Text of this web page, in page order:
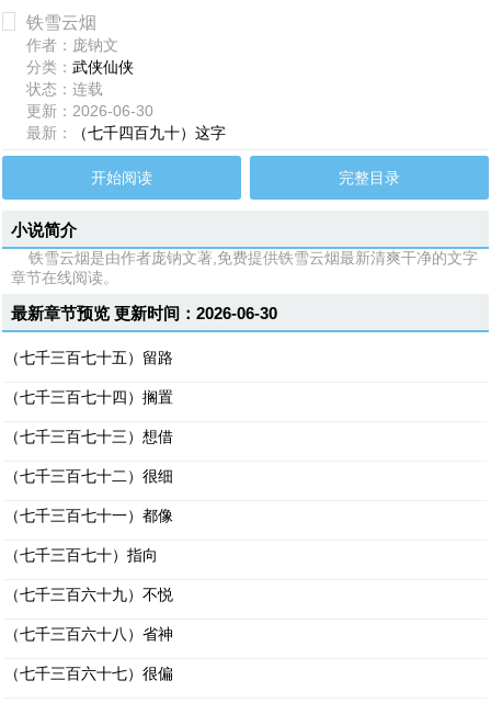
铁雪云烟
作者：庞钠文
分类：武侠仙侠
状态：连载
更新：2026-06-30
最新：
（七千四百九十）这字
开始阅读 完整目录
小说简介
铁雪云烟是由作者庞钠文著,免费提供铁雪云烟最新清爽干净的文字
章节在线阅读。
最新章节预览 更新时间：2026-06-30
（七千三百七十五）留路
（七千三百七十四）搁置
（七千三百七十三）想借
（七千三百七十二）很细
（七千三百七十一）都像
（七千三百七十）指向
（七千三百六十九）不悦
（七千三百六十八）省神
（七千三百六十七）很偏